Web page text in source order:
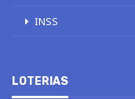
INSS
LOTERIAS